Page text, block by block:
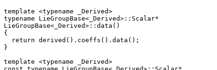
template <typename _Derived>
typename LieGroupBase<_Derived>::Scalar*
LieGroupBase<_Derived>::data()
{
  return derived().coeffs().data();
}
template <typename _Derived>